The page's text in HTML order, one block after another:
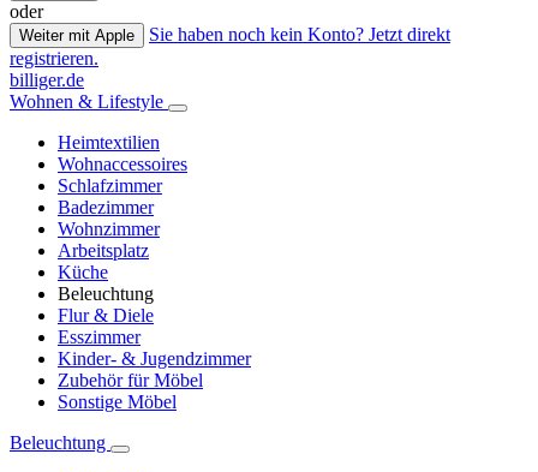
oder
Weiter mit Apple
Sie haben noch kein Konto? Jetzt direkt
registrieren.
billiger.de
Wohnen & Lifestyle
Heimtextilien
Wohnaccessoires
Schlafzimmer
Badezimmer
Wohnzimmer
Arbeitsplatz
Küche
Beleuchtung
Flur & Diele
Esszimmer
Kinder- & Jugendzimmer
Zubehör für Möbel
Sonstige Möbel
Beleuchtung